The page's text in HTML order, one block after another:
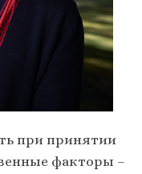
при принятии
факторы –